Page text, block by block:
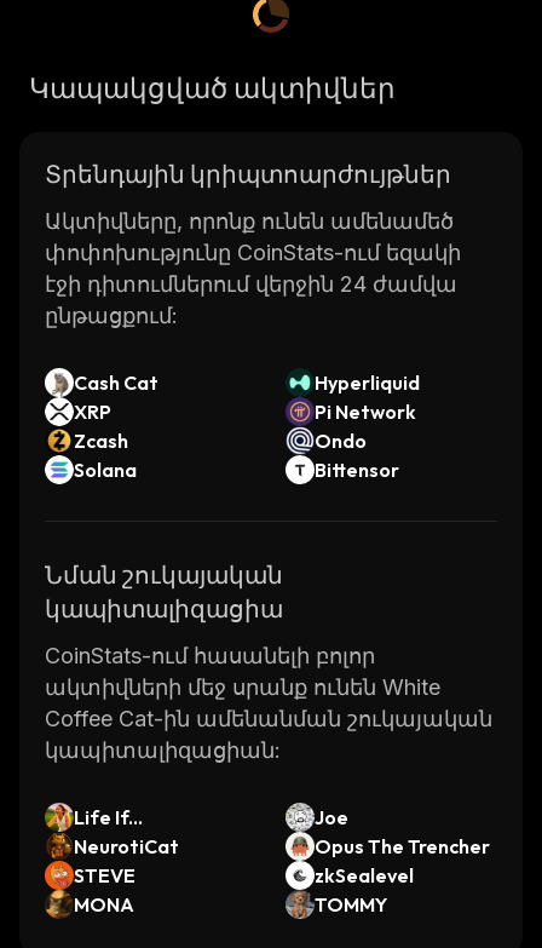
Կապակցված ակտիվներ
Տրենդային կրիպտոարժույթներ
Ակտիվները, որոնք ունեն ամենամեծ
փոփոխությունը CoinStats-ում եզակի
էջի դիտումներում վերջին 24 ժամվա
ընթացքում:
Cash Cat
Hyperliquid
XRP
Pi Network
Zcash
Ondo
Solana
Bittensor
Նման շուկայական
կապիտալիզացիա
CoinStats-ում հասանելի բոլոր
ակտիվների մեջ սրանք ունեն White
Coffee Cat-ին ամենանման շուկայական
կապիտալիզացիան:
Life If...
Joe
NeurotiCat
Opus The Trencher
STEVE
zkSealevel
MONA
TOMMY